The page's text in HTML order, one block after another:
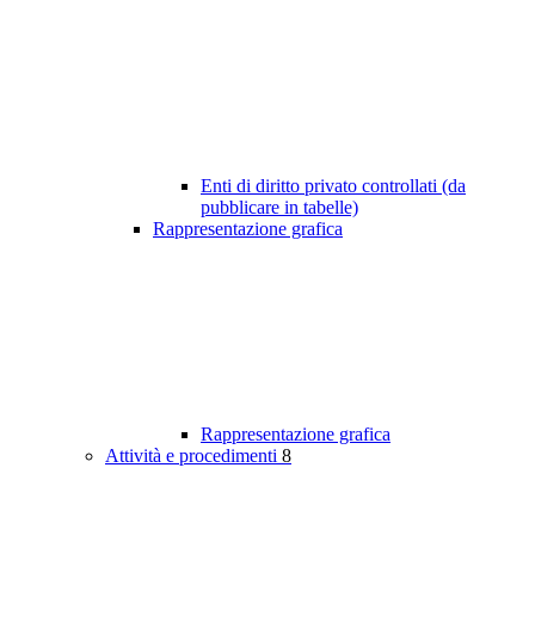
Enti di diritto privato controllati (da
pubblicare in tabelle)
Rappresentazione grafica
Rappresentazione grafica
Attività e procedimenti 8